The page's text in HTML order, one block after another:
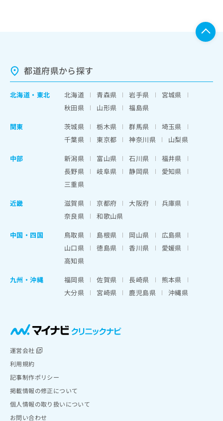
都道府県から探す
北海道 ・ 東北 北海道 青森県 岩手県
宮城県
秋田県
山形県
福島県
関東
茨城県 栃木県 群馬県
埼玉県
千葉県
東京都 神奈川県
山梨県
中部
新潟県 富山県 石川県
福井県
長野県
岐阜県 静岡県
愛知県
三重県
近畿
滋賀県 京都府 大阪府
兵庫県
奈良県
和歌山県
中国・四国
鳥取県 島根県 岡山県
広島県
山口県
徳島県 香川県
愛媛県
高知県
九州・沖縄
福岡県 佐賀県 長崎県
熊本県
大分県
宮崎県 鹿児島県 沖縄県
運営会社
利用規約
記事制作ポリシー
掲載情報の修正について
個人情報の取り扱いについて
お問い合わせ